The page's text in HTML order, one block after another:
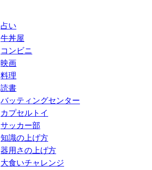
占い
牛丼屋
コンビニ
映画
料理
読書
バッティングセンター
カプセルトイ
サッカー部
知識の上げ方
器用さの上げ方
大食いチャレンジ